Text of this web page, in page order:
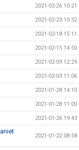
2021-02-26 10:21
2021-02-23 10:32
2021-02-18 15:11
2021-02-15 14:50
2021-02-09 12:29
2021-02-03 11:06
2021-01-28 14:10
2021-01-28 11:00
2021-01-26 19:43
2021-01-22 08:58